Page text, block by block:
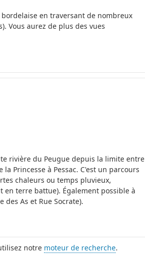
en traversant de nombreux
Vous aurez de plus des vues
rivière du Peugue depuis la limite entre
Princesse à Pessac. C'est un parcours
chaleurs ou temps pluvieux,
en terre battue). Également possible à
As et Rue Socrate).
notre moteur de recherche.